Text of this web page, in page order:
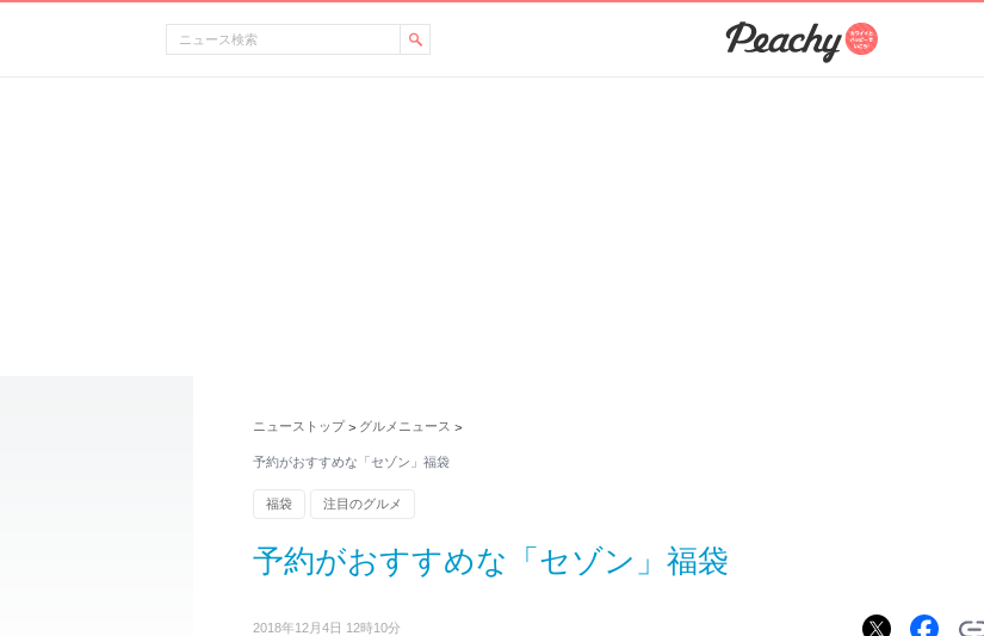
ニューストップ > グルメニュース >
予約がおすすめな「セゾン」福袋
福袋 注目のグルメ
予約がおすすめな「セゾン」福袋
2018年12月4日 12時10分